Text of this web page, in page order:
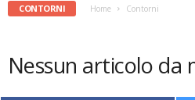
CONTORNI Home Contorni
Nessun articolo da